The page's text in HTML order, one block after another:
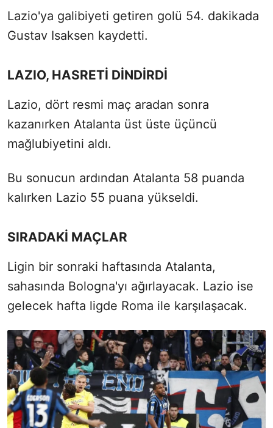
Lazio'ya galibiyeti getiren golü 54. dakikada
Gustav Isaksen kaydetti.
LAZIO, HASRETİ DİNDİRDİ
Lazio, dört resmi maç aradan sonra
kazanırken Atalanta üst üste üçüncü
mağlubiyetini aldı.
Bu sonucun ardından Atalanta 58 puanda
kalırken Lazio 55 puana yükseldi.
SIRADAKİ MAÇLAR
Ligin bir sonraki haftasında Atalanta,
sahasında Bologna'yı ağırlayacak. Lazio ise
gelecek hafta ligde Roma ile karşılaşacak.